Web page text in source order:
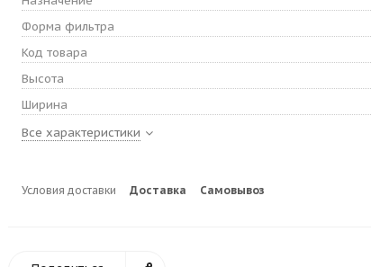
Форма фильтра
Код товара
Высота
Ширина
Все характеристики
Условия доставки Доставка Самовывоз